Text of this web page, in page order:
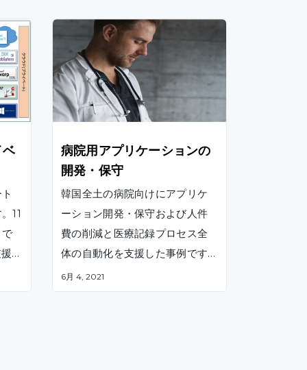
ベ
11
、
入
病院用アプリケーションの
開発・保守
韓国全土の病院向けにアプリケ
ーション開発・保守および人件
費の削減と医療記録プロセス全
体の自動化を支援した事例です
。CMC Global（ベトナムオフ
6月 4, 2021